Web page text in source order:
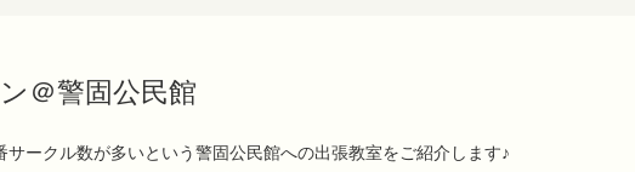
＠警固公民館
サークル数が多いという警固公民館への出張教室をご紹介します♪